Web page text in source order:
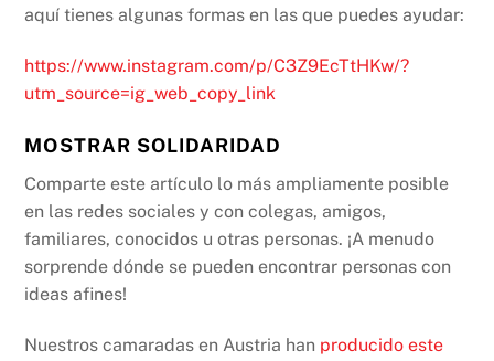
aquí tienes algunas formas en las que puedes ayudar:
https://www.instagram.com/p/C3Z9EcTtHKw/?
utm_source=ig_web_copy_link
MOSTRAR SOLIDARIDAD
Comparte este artículo lo más ampliamente posible
en las redes sociales y con colegas, amigos,
familiares, conocidos u otras personas. ¡A menudo
sorprende dónde se pueden encontrar personas con
ideas afines!
Nuestros camaradas en Austria han producido este